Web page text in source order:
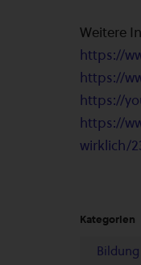
Weitere
https://
https://
https://
https://
wirklich/
Kategorien